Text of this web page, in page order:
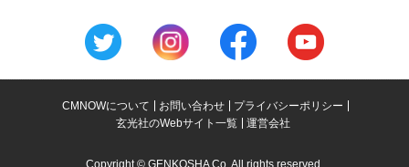
CMNOWについて お問い合わせ
プライバシーポリシー
玄光社のWebサイト一覧
運営会社
Copyright © GENKOSHA Co. All rights reserved.